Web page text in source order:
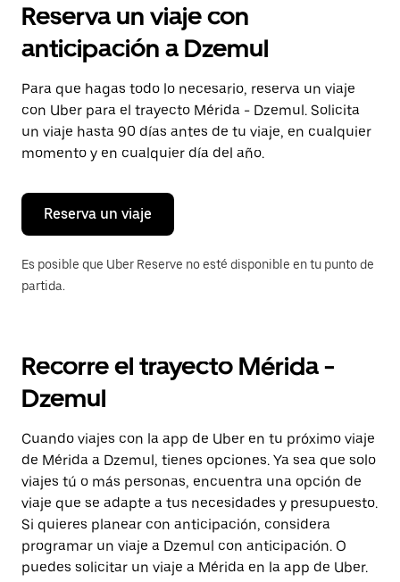
el
y
selecciona
una
fecha.
Presiona
la
tecla Esc
para
el
calendario.
Reserva un viaje con
anticipación a Dzemul
Para que hagas todo lo necesario, reserva un viaje
con Uber para el trayecto Mérida - Dzemul. Solicita
un viaje hasta 90 días antes de tu viaje, en cualquier
momento y en cualquier día del año.
Reserva un viaje
Es posible que Uber Reserve no esté disponible en tu punto de
partida.
Recorre el trayecto Mérida -
Dzemul
Cuando viajes con la app de Uber en tu próximo viaje
de Mérida a Dzemul, tienes opciones. Ya sea que solo
viajes tú o más personas, encuentra una opción de
viaje que se adapte a tus necesidades y presupuesto.
Si quieres planear con anticipación, considera
programar un viaje a Dzemul con anticipación. O
puedes solicitar un viaje a Mérida en la app de Uber.